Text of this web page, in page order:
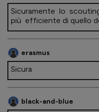
Sicuramente lo
più efficiente di quello
erasmus
Sicura
black-and-blue